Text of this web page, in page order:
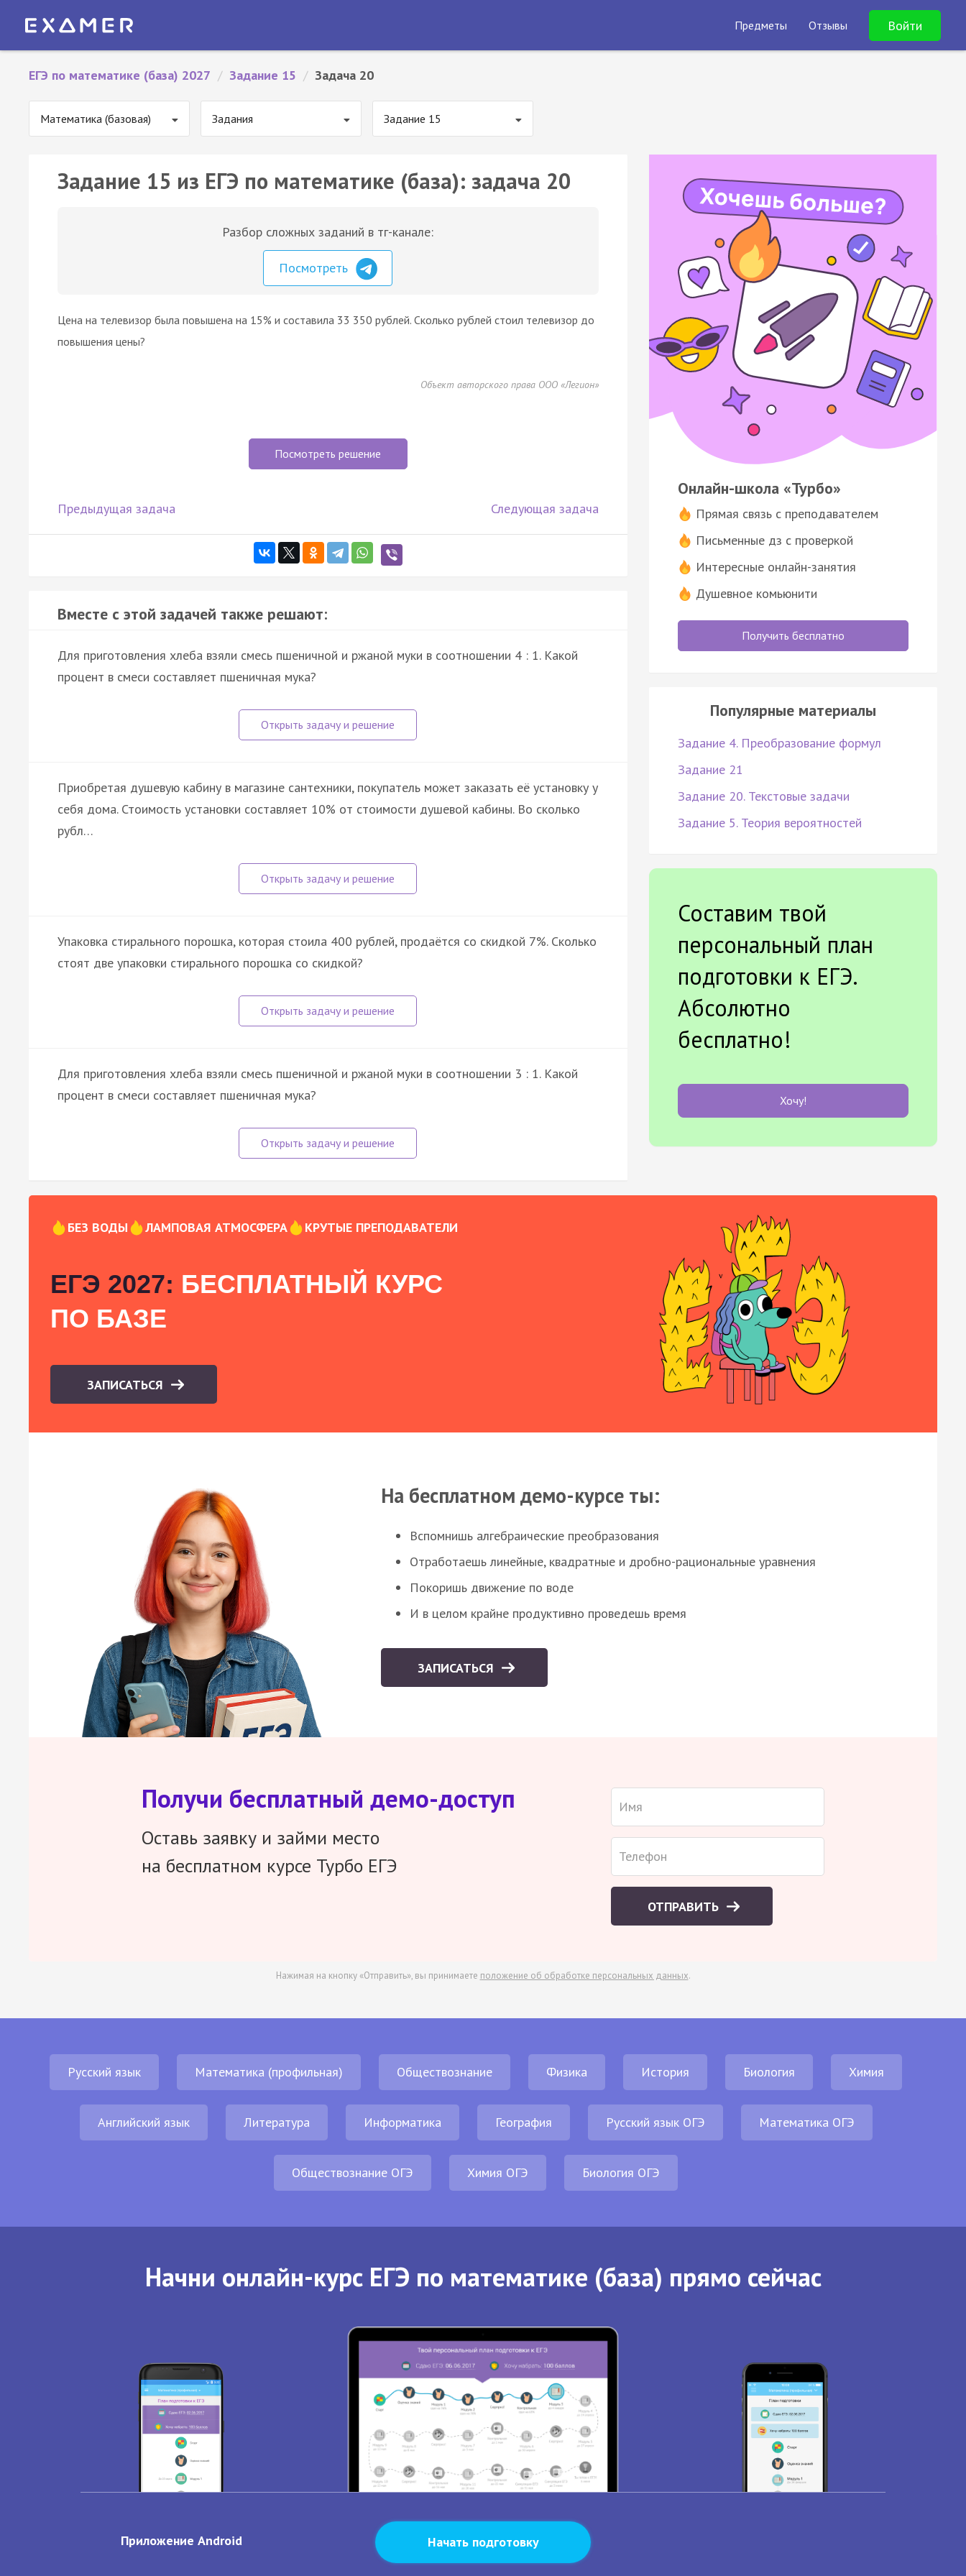
Предметы Отзывы Войти
ЕГЭ по математике (база) 2027 / Задание 15 / Задача 20
Математика (базовая) Задания Задание 15
Задание 15 из ЕГЭ по математике (база): задача 20
Разбор сложных заданий в тг-канале:
Посмотреть
Цена на телевизор была повышена на 15% и составила 33 350 рублей. Сколько рублей стоил телевизор до
повышения цены?
Объект авторского права ООО «Легион»
Посмотреть решение
Предыдущая задача Следующая задача
Вместе с этой задачей также решают:
Для приготовления хлеба взяли смесь пшеничной и ржаной муки в соотношении 4 : 1. Какой
процент в смеси составляет пшеничная мука?
Приобретая душевую кабину в магазине сантехники, покупатель может заказать её установку у
себя дома. Стоимость установки составляет 10% от стоимости душевой кабины. Во сколько
рубл…
Упаковка стирального порошка, которая стоила 400 рублей, продаётся со скидкой 7%. Сколько
стоят две упаковки стирального порошка со скидкой?
Для приготовления хлеба взяли смесь пшеничной и ржаной муки в соотношении 3 : 1. Какой
процент в смеси составляет пшеничная мука?
Онлайн-школа «Турбо»
Прямая связь с преподавателем
Письменные дз с проверкой
Интересные онлайн-занятия
Душевное комьюнити
Получить бесплатно
Популярные материалы
Задание 4. Преобразование формул
Задание 21
Задание 20. Текстовые задачи
Задание 5. Теория вероятностей
Составим твой
персональный план
подготовки к ЕГЭ.
Абсолютно
бесплатно!
Хочу!
БЕЗ ВОДЫ ЛАМПОВАЯ АТМОСФЕРА КРУТЫЕ ПРЕПОДАВАТЕЛИ
ЕГЭ 2027: БЕСПЛАТНЫЙ КУРС
ПО БАЗЕ
ЗАПИСАТЬСЯ
На бесплатном демо-курсе ты:
Вспомнишь алгебраические преобразования
Отработаешь линейные, квадратные и дробно-рациональные уравнения
Покоришь движение по воде
И в целом крайне продуктивно проведешь время
ЗАПИСАТЬСЯ
Получи бесплатный демо-доступ
Оставь заявку и займи место
на бесплатном курсе Турбо ЕГЭ
ОТПРАВИТЬ
Нажимая на кнопку «Отправить», вы принимаете положение об обработке персональных данных.
Русский язык Математика (профильная) Обществознание Физика История Биология Химия
Английский язык Литература Информатика География Русский язык ОГЭ Математика ОГЭ
Обществознание ОГЭ Химия ОГЭ Биология ОГЭ
Начни онлайн-курс ЕГЭ по математике (база) прямо сейчас
Приложение Android Начать подготовку